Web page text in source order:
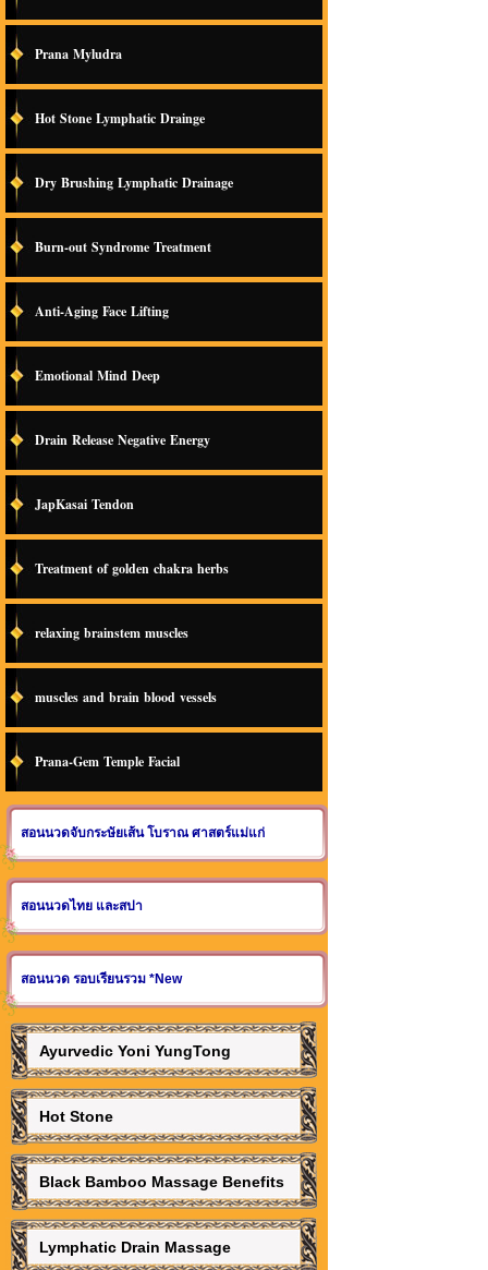
Prana Myludra
Hot Stone Lymphatic Drainge
Dry Brushing Lymphatic Drainage
Burn-out Syndrome Treatment
Anti-Aging Face Lifting
Emotional Mind Deep
Drain Release Negative Energy
JapKasai Tendon
Treatment of golden chakra herbs
relaxing brainstem muscles
muscles and brain blood vessels
Prana-Gem Temple Facial
สอนนวดจับกระษัยเส้น โบราณ ศาสตร์แม่แก่
สอนนวดไทย และสปา
สอนนวด รอบเรียนรวม *New
Ayurvedic Yoni YungTong
Hot Stone
Black Bamboo Massage Benefits
Lymphatic Drain Massage